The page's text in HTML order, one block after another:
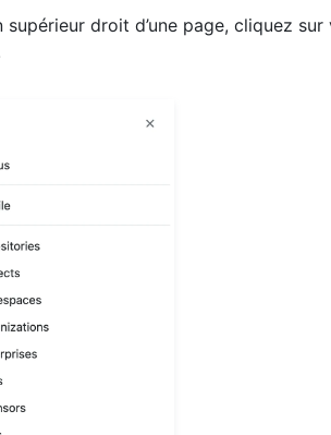
supérieur droit d’une page, cliquez